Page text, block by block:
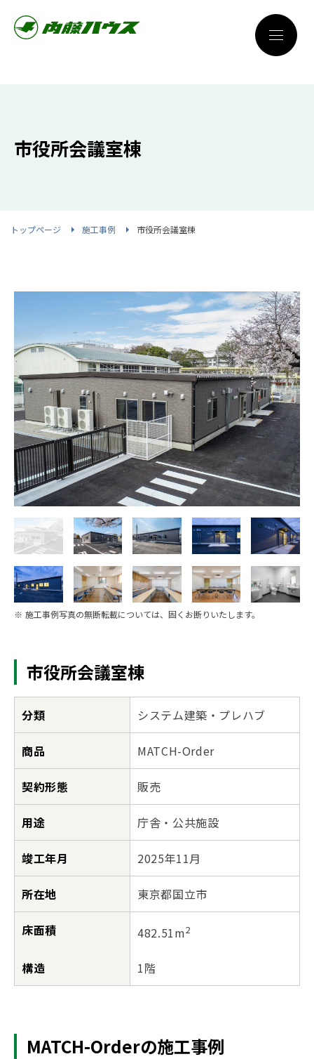
市役所会議室棟
トップページ 施工事例 市役所会議室棟
※ 施工事例写真の無断転載については、固くお断りいたします。
市役所会議室棟
分類 システム建築・プレハブ
商品 MATCH-Order
契約形態 販売
用途 庁舎・公共施設
竣工年月 2025年11月
所在地 東京都国立市
床面積 482.51m2
構造 1階
MATCH-Orderの施工事例